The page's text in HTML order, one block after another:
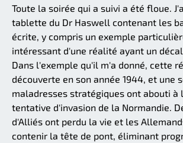
Toute la soirée qui a suivi a été floue.
tablette du Dr Haswell contenant les
écrite, y compris un exemple
intéressant d'une réalité ayant un
Dans l'exemple qu'il m'a donné, cette
découverte en son année 1944, et une
maladresses stratégiques ont abouti à
tentative d'invasion de la Normandie.
d'Alliés ont perdu la vie et les
contenir la tête de pont, éliminant